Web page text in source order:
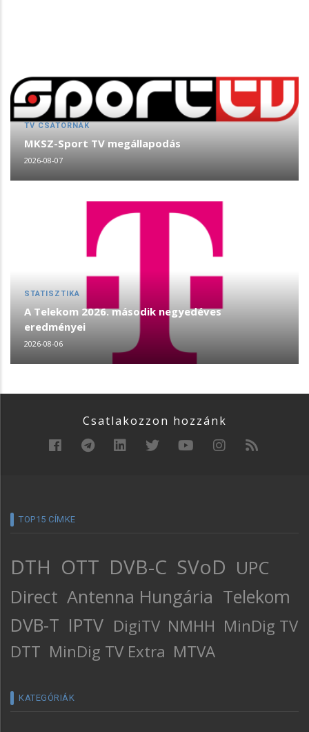
TV CSATORNÁK
MKSZ-Sport TV megállapodás
2026-08-07
STATISZTIKA
A Telekom 2026. második negyedéves
eredményei
2026-08-06
Csatlakozzon hozzánk
TOP15 CÍMKE
DTH OTT DVB-C SVoD UPC
Direct Antenna Hungária Telekom
DVB-T IPTV DigiTV NMHH MinDig TV
DTT MinDig TV Extra MTVA
KATEGÓRIÁK